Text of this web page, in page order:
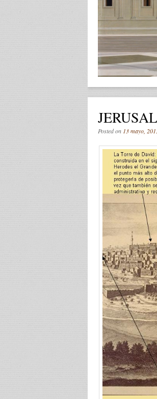
Posted on 13 mayo,